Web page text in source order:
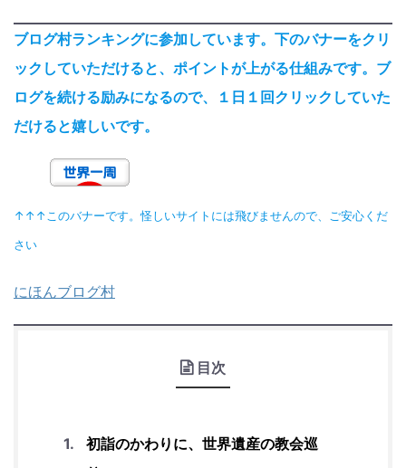
ブログ村ランキングに参加しています。下のバナーをクリ
ックしていただけると、ポイントが上がる仕組みです。ブ
ログを続ける励みになるので、１日１回クリックしていた
だけると嬉しいです。
↑↑↑このバナーです。怪しいサイトには飛びませんので、ご安心くだ
さい
にほんブログ村
目次
初詣のかわりに、世界遺産の教会巡